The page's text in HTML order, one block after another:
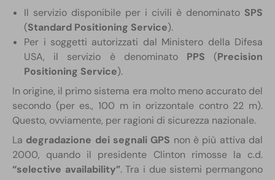
Il servizio disponibile per i civili è denominato SPS
(Standard Positioning Service).
Per i soggetti autorizzati dal Ministero della Difesa
USA, il servizio è denominato PPS (Precision
Positioning Service).
In origine, il primo sistema era molto meno accurato del
secondo (per es., 100 m in orizzontale contro 22 m).
Questo, ovviamente, per ragioni di sicurezza nazionale.
La degradazione dei segnali GPS non è più attiva dal
2000, quando il presidente Clinton rimosse la c.d.
“selective availability”. Tra i due sistemi permangono